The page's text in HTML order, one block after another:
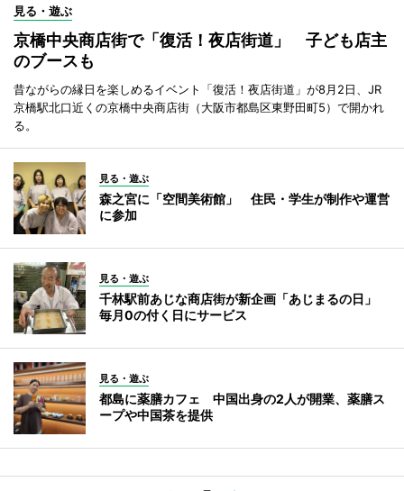
見る・遊ぶ
京橋中央商店街で「復活！夜店街道」 子ども店主
のブースも
昔ながらの縁日を楽しめるイベント「復活！夜店街道」が8月2日、JR
京橋駅北口近くの京橋中央商店街（大阪市都島区東野田町5）で開かれ
る。
見る・遊ぶ
森之宮に「空間美術館」 住民・学生が制作や運営
に参加
見る・遊ぶ
千林駅前あじな商店街が新企画「あじまるの日」
毎月0の付く日にサービス
見る・遊ぶ
都島に薬膳カフェ 中国出身の2人が開業、薬膳ス
ープや中国茶を提供